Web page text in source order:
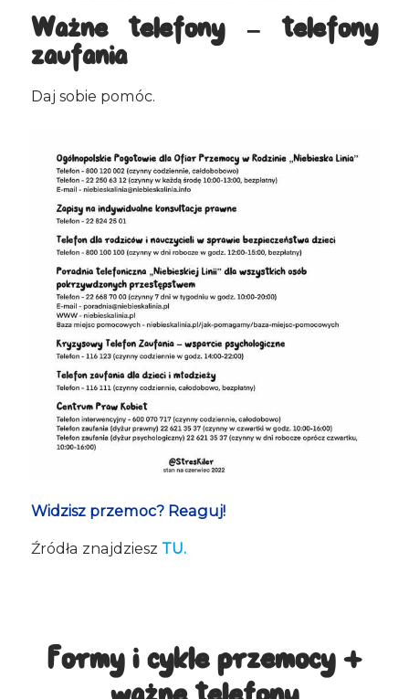
Ważne telefony – telefony
zaufania
Daj sobie pomóc.
Widzisz przemoc? Reaguj!
Źródła znajdziesz TU.
Formy i cykle przemocy +